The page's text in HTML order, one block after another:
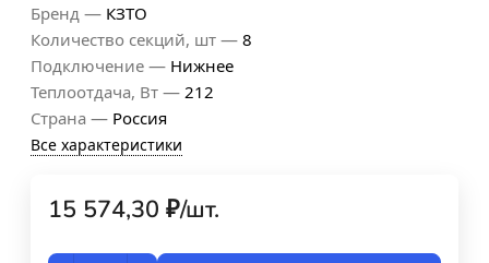
Бренд — КЗТО
Количество секций, шт — 8
Подключение — Нижнее
Теплоотдача, Вт — 212
Страна — Россия
Все характеристики
15 574,30 ₽/шт.